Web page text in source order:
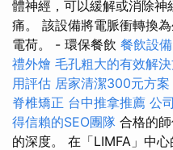
體神經，可以緩解或消除
痛。 該設備將電脈衝轉換
電荷。 - 環保餐飲 餐飲設備
禮外燴 毛孔粗大的有效解
用評估 居家清潔300元方案
脊椎矯正 台中推拿推薦 公
得信賴的SEO團隊 合格的
的深度。 在「LIMFA」中